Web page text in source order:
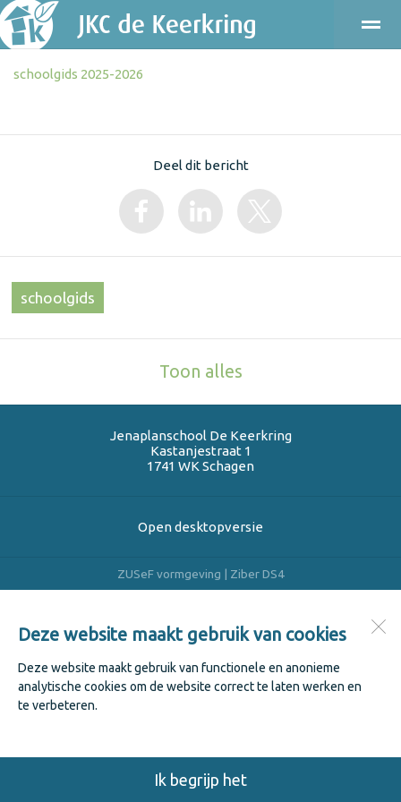
ONDERWIJS KINDEROPVANG
Deze website maakt gebruik van cookies
Deze website maakt gebruik van functionele en anonieme
analytische cookies om de website correct te laten werken en
te verbeteren.
Ik begrijp het
schoolgids 2025-2026
Deel dit bericht
schoolgids
Toon alles
Jenaplanschool De Keerkring
Kastanjestraat 1
1741 WK Schagen
Open desktopversie
ZUSeF vormgeving | Ziber DS4